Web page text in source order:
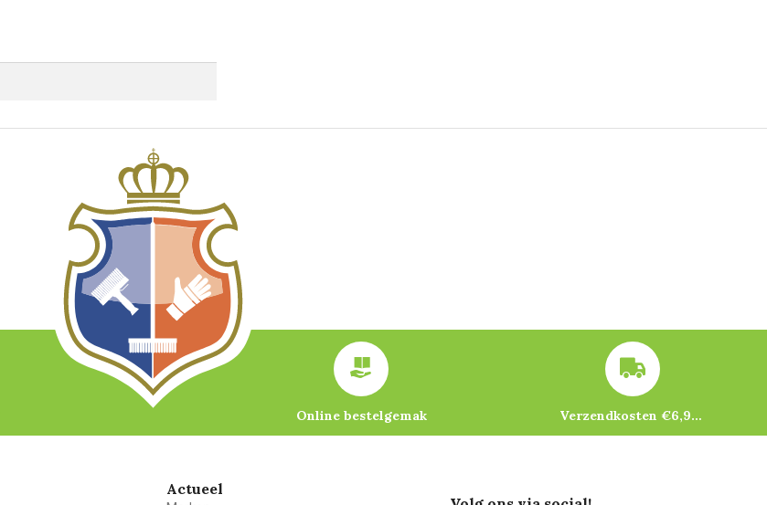
Online bestelgemak Verzendkosten €6,95 – gratis bij je eerste bestelling vanaf €200
Actueel